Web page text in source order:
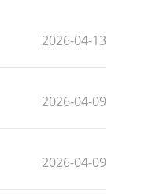
2026-04-13
2026-04-09
2026-04-09